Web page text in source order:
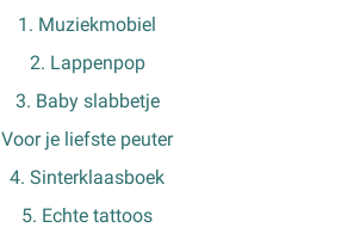
1. Muziekmobiel
2. Lappenpop
3. Baby slabbetje
Voor je liefste peuter
4. Sinterklaasboek
5. Echte tattoos